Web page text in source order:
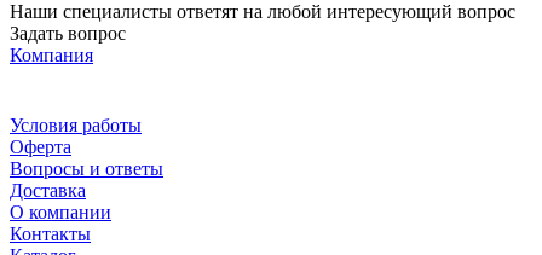
Наши специалисты ответят на любой интересующий вопрос
Задать вопрос
Компания
Условия работы
Оферта
Вопросы и ответы
Доставка
О компании
Контакты